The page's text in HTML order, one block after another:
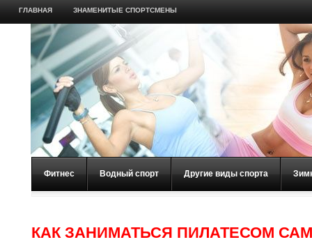
ГЛАВНАЯ ЗНАМЕНИТЫЕ СПОРТСМЕНЫ
Фитнес Водный спорт Другие виды спорта
КАК ЗАНИМАТЬСЯ ПИЛАТЕСОМ